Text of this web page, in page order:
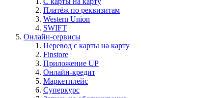
Платёж по реквизитам
Western Union
SWIFT
Онлайн-сервисы
Перевод с карты на карту
Finstore
Приложение UP
Онлайн-кредит
Маркетплейс
Суперкурс